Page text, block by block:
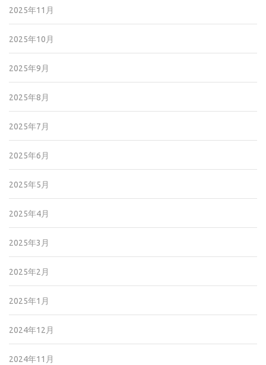
2025年11月
2025年10月
2025年9月
2025年8月
2025年7月
2025年6月
2025年5月
2025年4月
2025年3月
2025年2月
2025年1月
2024年12月
2024年11月